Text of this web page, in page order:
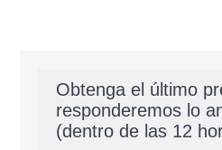
Obtenga el último
responderemos lo
(dentro de las 12